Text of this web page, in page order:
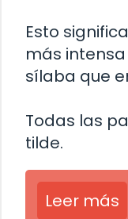
Esto
más
sílaba que
Todas las
tilde.
Leer más